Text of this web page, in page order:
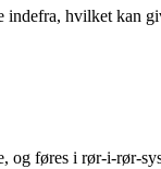
hvilket kan
føres i rør-i-rør-